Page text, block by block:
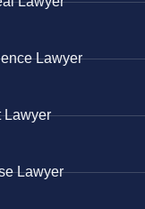
Lawyer
Lawyer
Lawyer